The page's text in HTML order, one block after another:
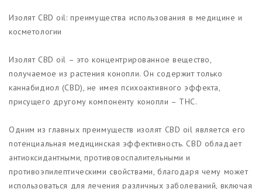
Изолят CBD oil: преимущества использования в медицине и
косметологии
Изолят CBD oil – это концентрированное вещество,
получаемое из растения конопли. Он содержит только
каннабидиол (CBD), не имея психоактивного эффекта,
присущего другому компоненту конопли – THC.
Одним из главных преимуществ изолят CBD oil является его
потенциальная медицинская эффективность. CBD обладает
антиоксидантными, противовоспалительными и
противоэпилептическими свойствами, благодаря чему может
использоваться для лечения различных заболеваний, включая